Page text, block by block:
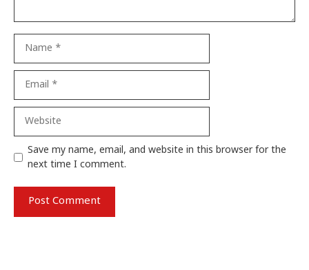
Save my name, email, and website in this browser for the
next time I comment.